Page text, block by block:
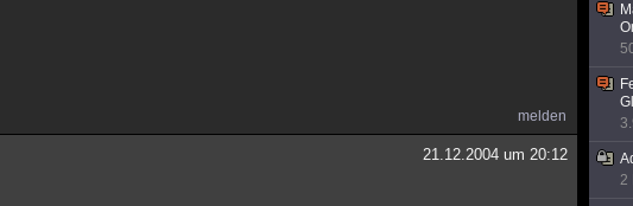
melden
21.12.2004 um 20:12
2